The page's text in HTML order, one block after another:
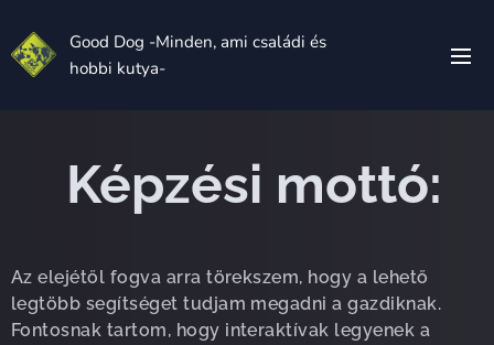
Good Dog -Minden, ami családi és
hobbi kutya-
Képzési mottó:
Az elejétől fogva arra törekszem, hogy a lehető
legtöbb segítséget tudjam megadni a gazdiknak.
Fontosnak tartom, hogy interaktívak legyenek a